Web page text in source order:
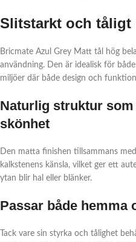
Slitstarkt och tåligt
Bricmate Azul Grey Matt tål hög
användning. Den är idealisk för
miljöer där både design och
Naturlig struktur
skönhet
Den matta finishen tillsammans
kalkstenens känsla, vilket ger ett
ytan blir hal eller blänker.
Passar både hemma
Tack vare sin styrka och tålighet